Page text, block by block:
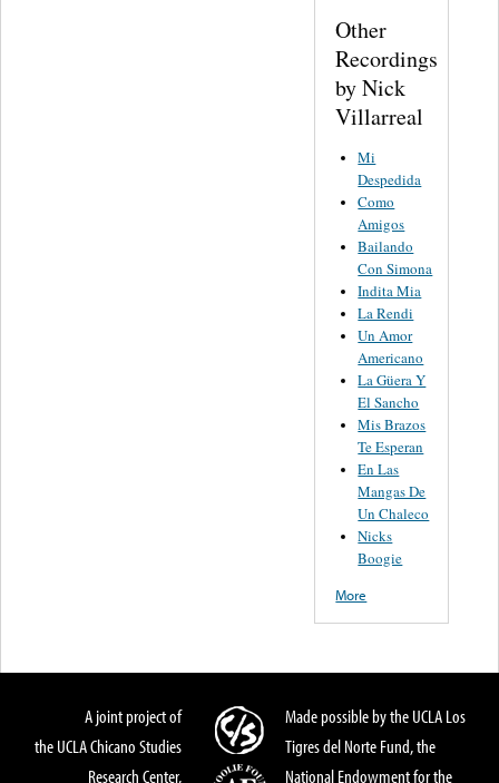
Other
Recordings
by Nick
Villarreal
Mi
Despedida
Como
Amigos
Bailando
Con Simona
Indita Mia
La Rendi
Un Amor
Americano
La Güera Y
El Sancho
Mis Brazos
Te Esperan
En Las
Mangas De
Un Chaleco
Nicks
Boogie
More
A joint project of
the UCLA Chicano Studies
Research Center,
Made possible by the UCLA Los
Tigres del Norte Fund, the
National Endowment for the